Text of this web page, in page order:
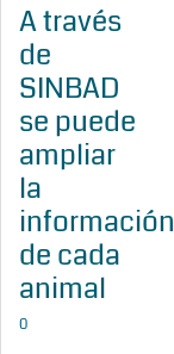
A través
de
SINBAD
se puede
ampliar
la
información
de cada
animal
0